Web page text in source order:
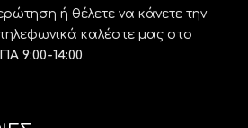
ή θέλετε να κάνετε την
καλέστε μας στο
9:00-14:00.